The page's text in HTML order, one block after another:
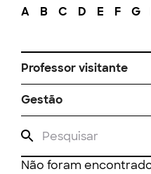
A B C D E F G
Professor visitante
Gestão
Não foram